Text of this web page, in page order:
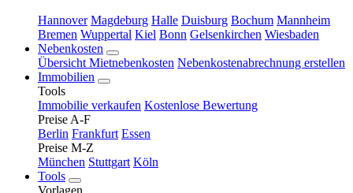
Hannover Magdeburg Halle Duisburg Bochum Mannheim
Bremen Wuppertal Kiel Bonn Gelsenkirchen Wiesbaden
Nebenkosten
Übersicht Mietnebenkosten Nebenkostenabrechnung erstellen
Immobilien
Tools
Immobilie verkaufen Kostenlose Bewertung
Preise A-F
Berlin Frankfurt Essen
Preise M-Z
München Stuttgart Köln
Tools